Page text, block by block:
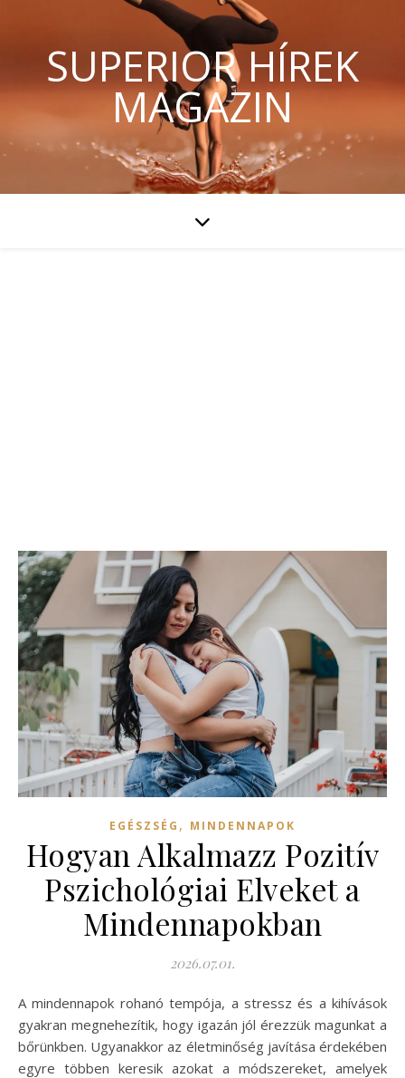
SUPERIOR HÍREK
MAGAZIN
EGÉSZSÉG , MINDENNAPOK
Hogyan Alkalmazz Pozitív
Pszichológiai Elveket a
Mindennapokban
2026.07.01.
A mindennapok rohanó tempója, a stressz és a kihívások
gyakran megnehezítik, hogy igazán jól érezzük magunkat a
bőrünkben. Ugyanakkor az életminőség javítása érdekében
egyre többen keresik azokat a módszereket, amelyek